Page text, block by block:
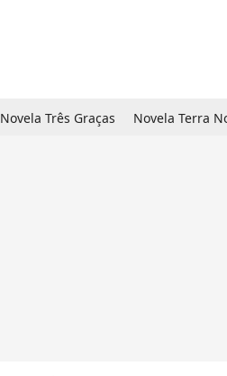
Novela Três Graças Novela Terra